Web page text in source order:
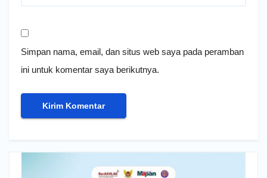
Simpan nama, email, dan situs web saya pada peramban
ini untuk komentar saya berikutnya.